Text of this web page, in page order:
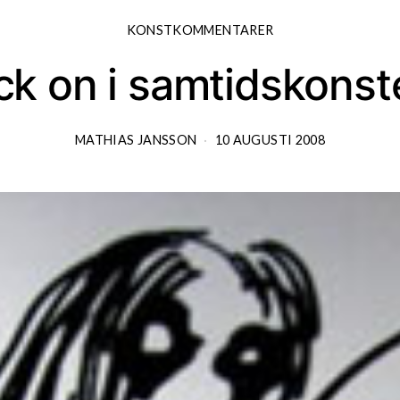
KONSTKOMMENTARER
on i
MATHIAS JANSSON 10 AUGUSTI 2008